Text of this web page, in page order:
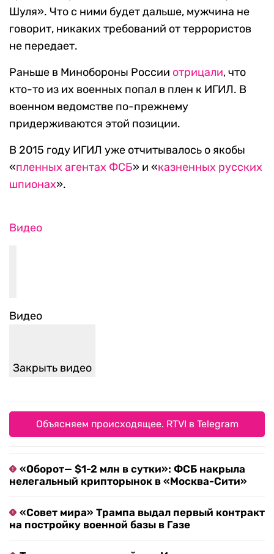
Шуля». Что с ними будет дальше, мужчина не
говорит, никаких требований от террористов
не передает.
Раньше в Минобороны России отрицали, что
кто-то из их военных попал в плен к ИГИЛ. В
военном ведомстве по-прежнему
придерживаются этой позиции.
В 2015 году ИГИЛ уже отчитывалось о якобы
«пленных агентах ФСБ» и «казненных русских
шпионах».
Видео
Видео
Закрыть видео
Объясняем происходящее. RTVI в Telegram
«Оборот— $1-2 млн в сутки»: ФСБ накрыла
нелегальный крипторынок в «Москва-Сити»
«Совет мира» Трампа выдал первый контракт
на постройку военной базы в Газе